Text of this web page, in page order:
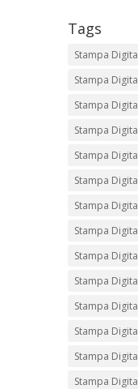
Tags
Stampa
Stampa
Stampa
Stampa
Stampa
Stampa
Stampa
Stampa
Stampa
Stampa
Stampa
Stampa
Stampa
Stampa